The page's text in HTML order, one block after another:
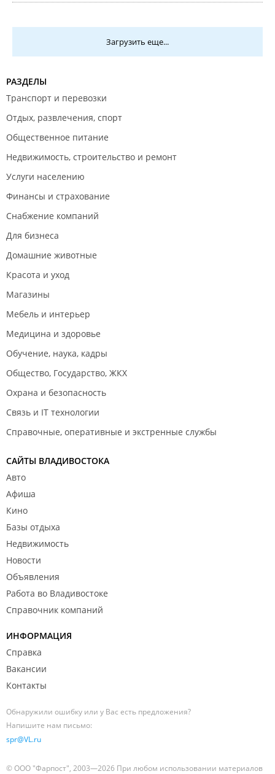
Загрузить еще...
РАЗДЕЛЫ
Транспорт и перевозки
Отдых, развлечения, спорт
Общественное питание
Недвижимость, строительство и ремонт
Услуги населению
Финансы и страхование
Снабжение компаний
Для бизнеса
Домашние животные
Красота и уход
Магазины
Мебель и интерьер
Медицина и здоровье
Обучение, наука, кадры
Общество, Государство, ЖКХ
Охрана и безопасность
Связь и IT технологии
Справочные, оперативные и экстренные службы
САЙТЫ ВЛАДИВОСТОКА
Авто
Афиша
Кино
Базы отдыха
Недвижимость
Новости
Объявления
Работа во Владивостоке
Справочник компаний
ИНФОРМАЦИЯ
Справка
Вакансии
Контакты
Обнаружили ошибку или у Вас есть предложения?
Напишите нам письмо:
spr@VL.ru
© ООО "Фарпост", 2003—2026 При любом использовании материалов